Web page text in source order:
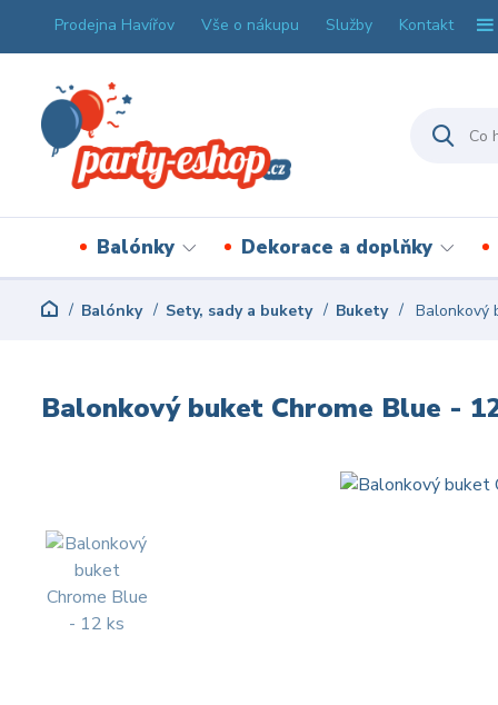
Prodejna Havířov Vše o nákupu Služby Kontakt
Balónky Dekorace a doplňky
Balónky Sety, sady a bukety Bukety Balonkový
Balonkový buket Chrome Blue -